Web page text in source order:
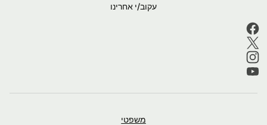
עקוב/י אחרינו
משפטי